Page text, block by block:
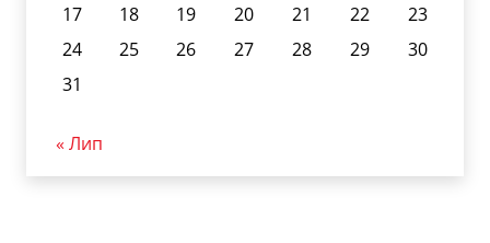
17
18 19 20 21 22
23
24
25 26 27 28 29
30
31
« Лип